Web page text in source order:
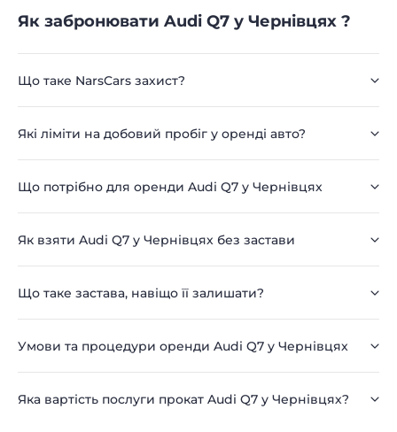
Як забронювати Audi Q7 у Чернівцях ?
Що таке NarsCars захист?
Які ліміти на добовий пробіг у оренді авто?
Що потрібно для оренди Audi Q7 у Чернівцях
Як взяти Audi Q7 у Чернівцях без застави
Що таке застава, навіщо її залишати?
Умови та процедури оренди Audi Q7 у Чернівцях
Яка вартість послуги прокат Audi Q7 у Чернівцях?